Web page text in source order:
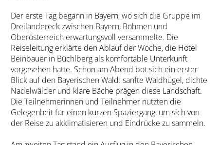
Der erste Tag begann in Bayern, wo sich die Gruppe im
Dreiländereck zwischen Bayern, Böhmen und
Oberösterreich erwartungsvoll versammelte. Die
Reiseleitung erklärte den Ablauf der Woche, die Hotel
Beinbauer in Büchlberg als komfortable Unterkunft
vorgesehen hatte. Schon am Abend bot sich ein erster
Blick auf den Bayerischen Wald: sanfte Waldhügel, dichte
Nadelwälder und klare Bäche prägen diese Landschaft.
Die Teilnehmerinnen und Teilnehmer nutzten die
Gelegenheit für einen kurzen Spaziergang, um sich von
der Reise zu akklimatisieren und Eindrücke zu sammeln.